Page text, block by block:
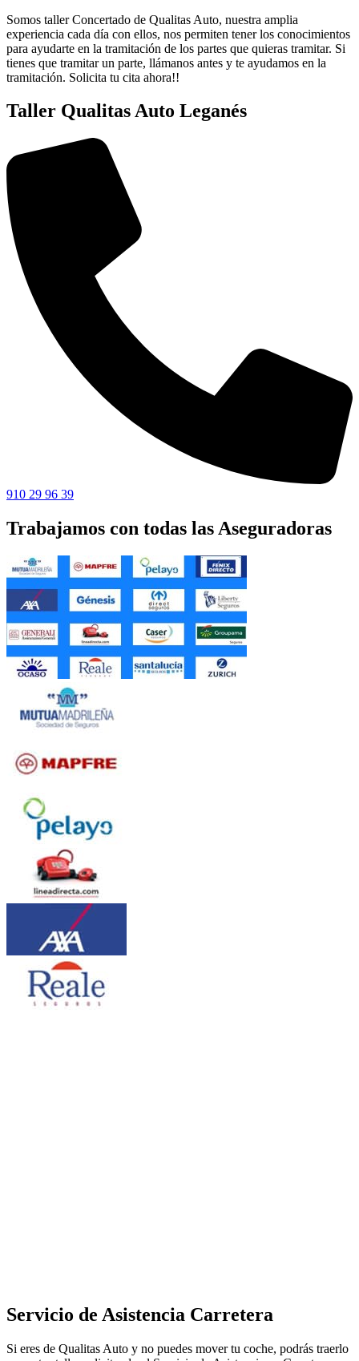
Somos taller Concertado de Qualitas Auto, nuestra amplia
experiencia cada día con ellos, nos permiten tener los conocimientos
para ayudarte en la tramitación de los partes que quieras tramitar. Si
tienes que tramitar un parte, llámanos antes y te ayudamos en la
tramitación. Solicita tu cita ahora!!
Taller Qualitas Auto Leganés
910 29 96 39
Trabajamos con todas las Aseguradoras
Servicio de Asistencia Carretera
Si eres de Qualitas Auto y no puedes mover tu coche, podrás traerlo